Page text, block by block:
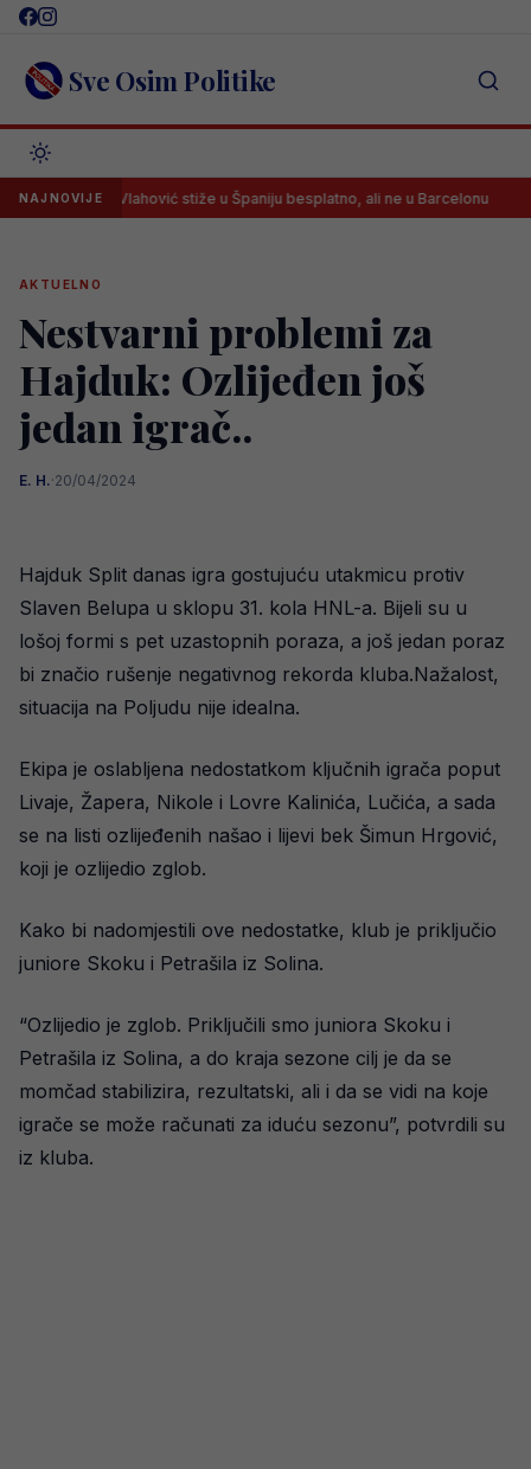
Skip
content Sve Osim Politike
NAJNOVIJE
Vlahović stiže u Španiju besplatno, ali ne u Barcelonu
AKTUELNO
Nestvarni problemi za
Hajduk: Ozlijeđen još
jedan igrač..
E. H.·20/04/2024
Hajduk Split danas igra gostujuću utakmicu protiv
Slaven Belupa u sklopu 31. kola HNL-a. Bijeli su u
lošoj formi s pet uzastopnih poraza, a još jedan poraz
bi značio rušenje negativnog rekorda kluba.Nažalost,
situacija na Poljudu nije idealna.
Ekipa je oslabljena nedostatkom ključnih igrača poput
Livaje, Žapera, Nikole i Lovre Kalinića, Lučića, a sada
se na listi ozlijeđenih našao i lijevi bek Šimun Hrgović,
koji je ozlijedio zglob.
Kako bi nadomjestili ove nedostatke, klub je priključio
juniore Skoku i Petrašila iz Solina.
“Ozlijedio je zglob. Priključili smo juniora Skoku i
Petrašila iz Solina, a do kraja sezone cilj je da se
momčad stabilizira, rezultatski, ali i da se vidi na koje
igrače se može računati za iduću sezonu”, potvrdili su
iz kluba.